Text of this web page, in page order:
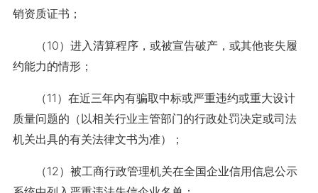
销资质证书；
（10）进入清算程序，或被宣告破产，或其他丧失履
约能力的情形；
（11）在近三年内有骗取中标或严重违约或重大设计
质量问题的（以相关行业主管部门的行政处罚决定或司法
机关出具的有关法律文书为准）；
（12）被工商行政管理机关在全国企业信用信息公示